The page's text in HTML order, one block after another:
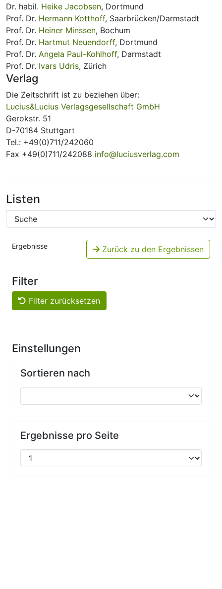
Dr. habil. Heike Jacobsen, Dortmund
Prof. Dr. Hermann Kotthoff, Saarbrücken/Darmstadt
Prof. Dr. Heiner Minssen, Bochum
Prof. Dr. Hartmut Neuendorff, Dortmund
Prof. Dr. Angela Paul-Kohlhoff, Darmstadt
Prof. Dr. Ivars Udris, Zürich
Verlag
Die Zeitschrift ist zu beziehen über:
Lucius&Lucius Verlagsgesellschaft GmbH
Gerokstr. 51
D-70184 Stuttgart
Tel.: +49(0)711/242060
Fax +49(0)711/242088 info@luciusverlag.com
Listen
Ergebnisse Zurück zu den Ergebnissen
Filter
Filter zurücksetzen
Einstellungen
Sortieren nach
Ergebnisse pro Seite